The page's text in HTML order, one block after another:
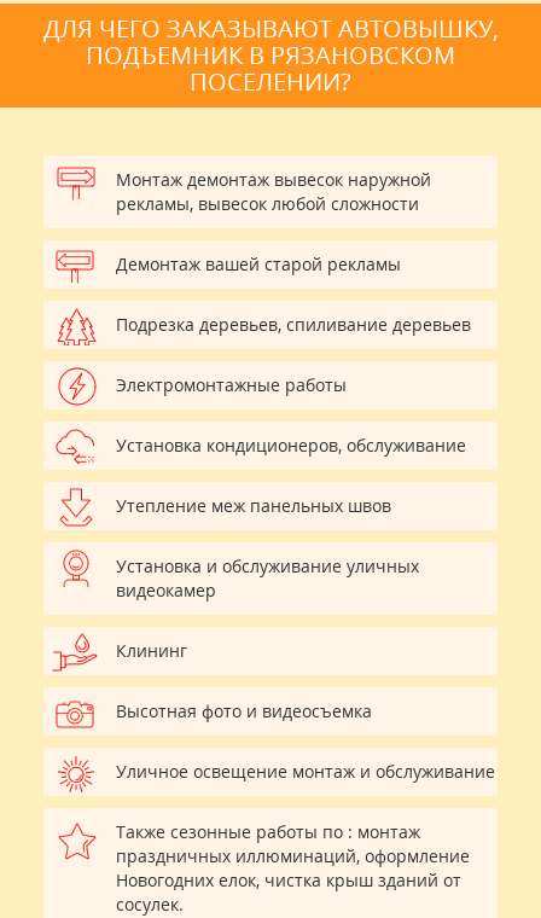
ДЛЯ ЧЕГО ЗАКАЗЫВАЮТ АВТОВЫШКУ,
ПОДЪЕМНИК В РЯЗАНОВСКОМ
ПОСЕЛЕНИИ?
Монтаж демонтаж вывесок наружной
рекламы, вывесок любой сложности
Демонтаж вашей старой рекламы
Подрезка деревьев, спиливание деревьев
Электромонтажные работы
Установка кондиционеров, обслуживание
Утепление меж панельных швов
Установка и обслуживание уличных
видеокамер
Клининг
Высотная фото и видеосъемка
Уличное освещение монтаж и обслуживание
Также сезонные работы по : монтаж
праздничных иллюминаций, оформление
Новогодних елок, чистка крыш зданий от
сосулек.